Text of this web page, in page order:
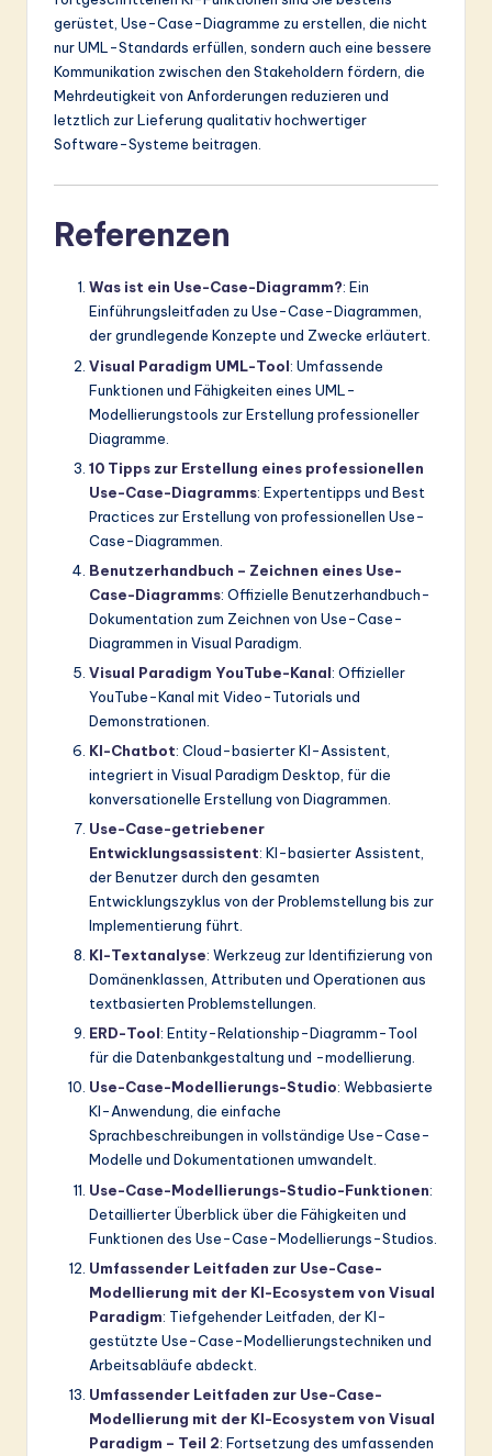
gerüstet, Use-Case-Diagramme zu erstellen, die nicht
nur UML-Standards erfüllen, sondern auch eine bessere
Kommunikation zwischen den Stakeholdern fördern, die
Mehrdeutigkeit von Anforderungen reduzieren und
letztlich zur Lieferung qualitativ hochwertiger
Software-Systeme beitragen.
Referenzen
Was ist ein Use-Case-Diagramm?: Ein
Einführungsleitfaden zu Use-Case-Diagrammen,
der grundlegende Konzepte und Zwecke erläutert.
Visual Paradigm UML-Tool: Umfassende
Funktionen und Fähigkeiten eines UML-
Modellierungstools zur Erstellung professioneller
Diagramme.
10 Tipps zur Erstellung eines professionellen
Use-Case-Diagramms: Expertentipps und Best
Practices zur Erstellung von professionellen Use-
Case-Diagrammen.
Benutzerhandbuch – Zeichnen eines Use-
Case-Diagramms: Offizielle Benutzerhandbuch-
Dokumentation zum Zeichnen von Use-Case-
Diagrammen in Visual Paradigm.
Visual Paradigm YouTube-Kanal: Offizieller
YouTube-Kanal mit Video-Tutorials und
Demonstrationen.
KI-Chatbot: Cloud-basierter KI-Assistent,
integriert in Visual Paradigm Desktop, für die
konversationelle Erstellung von Diagrammen.
Use-Case-getriebener
Entwicklungsassistent: KI-basierter Assistent,
der Benutzer durch den gesamten
Entwicklungszyklus von der Problemstellung bis zur
Implementierung führt.
KI-Textanalyse: Werkzeug zur Identifizierung von
Domänenklassen, Attributen und Operationen aus
textbasierten Problemstellungen.
ERD-Tool: Entity-Relationship-Diagramm-Tool
für die Datenbankgestaltung und -modellierung.
Use-Case-Modellierungs-Studio: Webbasierte
KI-Anwendung, die einfache
Sprachbeschreibungen in vollständige Use-Case-
Modelle und Dokumentationen umwandelt.
Use-Case-Modellierungs-Studio-Funktionen:
Detaillierter Überblick über die Fähigkeiten und
Funktionen des Use-Case-Modellierungs-Studios.
Umfassender Leitfaden zur Use-Case-
Modellierung mit der KI-Ecosystem von Visual
Paradigm: Tiefgehender Leitfaden, der KI-
gestützte Use-Case-Modellierungstechniken und
Arbeitsabläufe abdeckt.
Umfassender Leitfaden zur Use-Case-
Modellierung mit der KI-Ecosystem von Visual
Paradigm – Teil 2: Fortsetzung des umfassenden